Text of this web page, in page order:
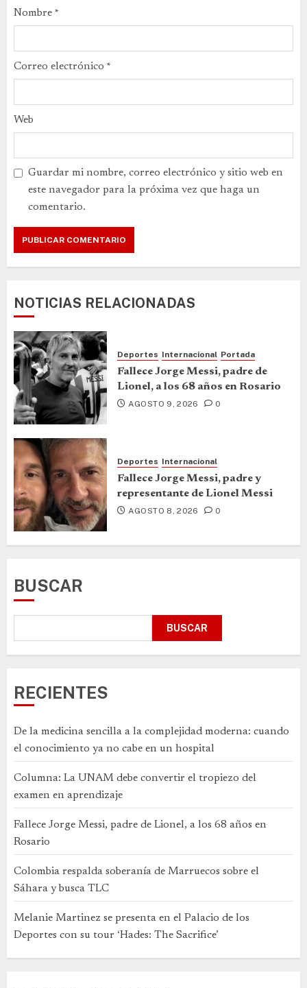
Nombre *
Correo electrónico *
Web
Guardar mi nombre, correo electrónico y sitio web en
este navegador para la próxima vez que haga un
comentario.
NOTICIAS RELACIONADAS
Deportes Internacional Portada
Fallece Jorge Messi, padre de
Lionel, a los 68 años en Rosario
AGOSTO 9, 2026 0
Deportes Internacional
Fallece Jorge Messi, padre y
representante de Lionel Messi
AGOSTO 8, 2026 0
BUSCAR
BUSCAR
RECIENTES
De la medicina sencilla a la complejidad moderna: cuando
el conocimiento ya no cabe en un hospital
Columna: La UNAM debe convertir el tropiezo del
examen en aprendizaje
Fallece Jorge Messi, padre de Lionel, a los 68 años en
Rosario
Colombia respalda soberanía de Marruecos sobre el
Sáhara y busca TLC
Melanie Martinez se presenta en el Palacio de los
Deportes con su tour ‘Hades: The Sacrifice’